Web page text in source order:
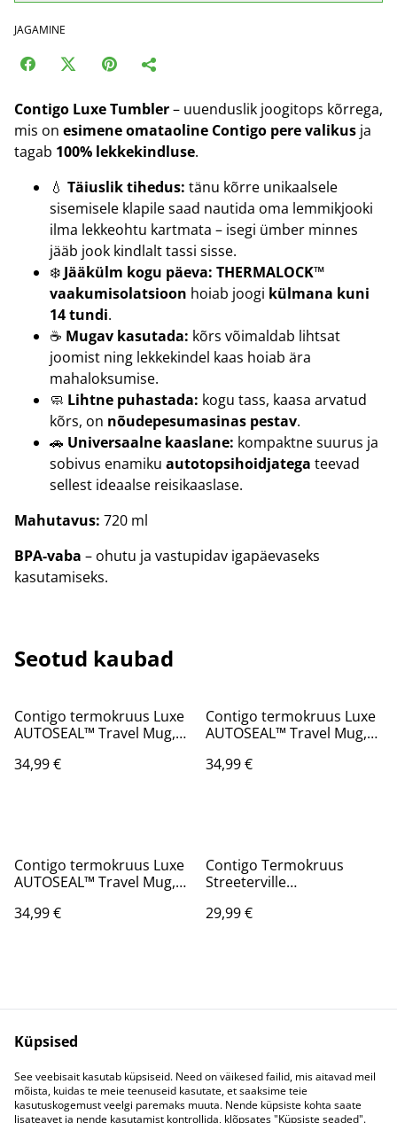
JAGAMINE
Contigo Luxe Tumbler– uuenduslik joogitops kõrrega,
mis on esimene omataoline Contigo pere valikus ja
tagab 100% lekkekindluse.
💧 Täiuslik tihedus: tänu kõrre unikaalsele
sisemisele klapile saad nautida oma lemmikjooki
ilma lekkeohtu kartmata – isegi ümber minnes
jääb jook kindlalt tassi sisse.
❄️ Jääkülm kogu päeva: THERMALOCK™
vaakumisolatsioon hoiab joogi külmana kuni
14 tundi.
☕ Mugav kasutada: kõrs võimaldab lihtsat
joomist ning lekkekindel kaas hoiab ära
mahaloksumise.
🧼 Lihtne puhastada: kogu tass, kaasa arvatud
kõrs, on nõudepesumasinas pestav.
🚗 Universaalne kaaslane: kompaktne suurus ja
sobivus enamiku autotopsihoidjatega teevad
sellest ideaalse reisikaaslase.
Mahutavus: 720 ml
BPA-vaba – ohutu ja vastupidav igapäevaseks
kasutamiseks.
Seotud kaubad
Contigo termokruus Luxe
AUTOSEAL™ Travel Mug,
34,99 €
Contigo termokruus Luxe
AUTOSEAL™ Travel Mug,
34,99 €
Contigo termokruus Luxe
AUTOSEAL™ Travel Mug,
34,99 €
Contigo Termokruus
Streeterville
valge 2217786
29,99 €
Võta meiega
ühendust
Juriidilised
tingimused
Privaatsuspoliitika
Küpsisepoliitika
Küpsised
See veebisait kasutab küpsiseid. Need on väikesed failid, mis aitavad meil
mõista, kuidas te meie teenuseid kasutate, et saaksime teie
kasutuskogemust veelgi paremaks muuta. Nende küpsiste kohta saate
lisateavet ja nende kasutamist kontrollida, klõpsates "Küpsiste seaded".